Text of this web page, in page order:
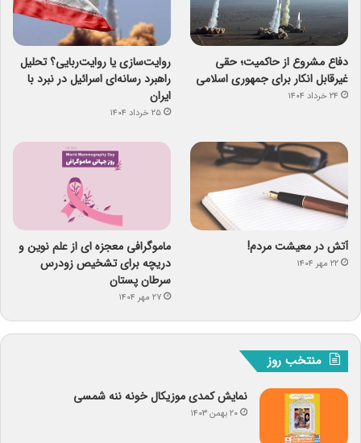
دفاع مشروع از حاکمیت؛ حقی
غیرقابل انکار برای جمهوری اسلامی
۲۴ خرداد ۱۴۰۴
روایت‌سازی یا روایت‌ربایی؟ تحلیل
راهبرد رسانه‌ای اسرائیل در نبرد با
ایران
۲۵ خرداد ۱۴۰۴
آتش در معیشت مردم!
۲۲ مهر ۱۴۰۴
ماموگرافی معجزه ای از علم نوین و
دریچه برای تشخیص زودرس
سرطان پستان
۲۷ مهر ۱۴۰۴
منتخب روز
نمایش کمدی موزیکال خونه ننه شمسی
۲۰ بهمن ۱۴۰۳